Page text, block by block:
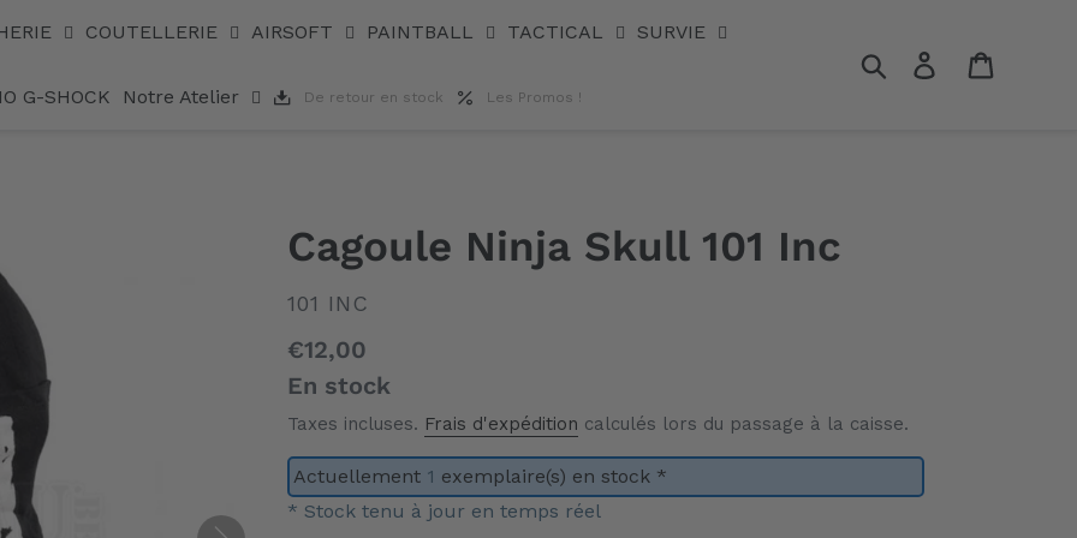
COUTELLERIE AIRSOFT PAINTBALL TACTICAL SURVIE
G-SHOCK Notre Atelier De retour en stock Les Promos !
RechercherSe connecter
Cagoule Ninja Skull 101 Inc
DISTRIBUTEUR
101 INC
Prix
normal
€12,00
En stock
Taxes incluses. Frais d'expédition calculés lors du passage à la caisse.
Actuellement 1 exemplaire(s) en stock *
* Stock tenu à jour en temps réel